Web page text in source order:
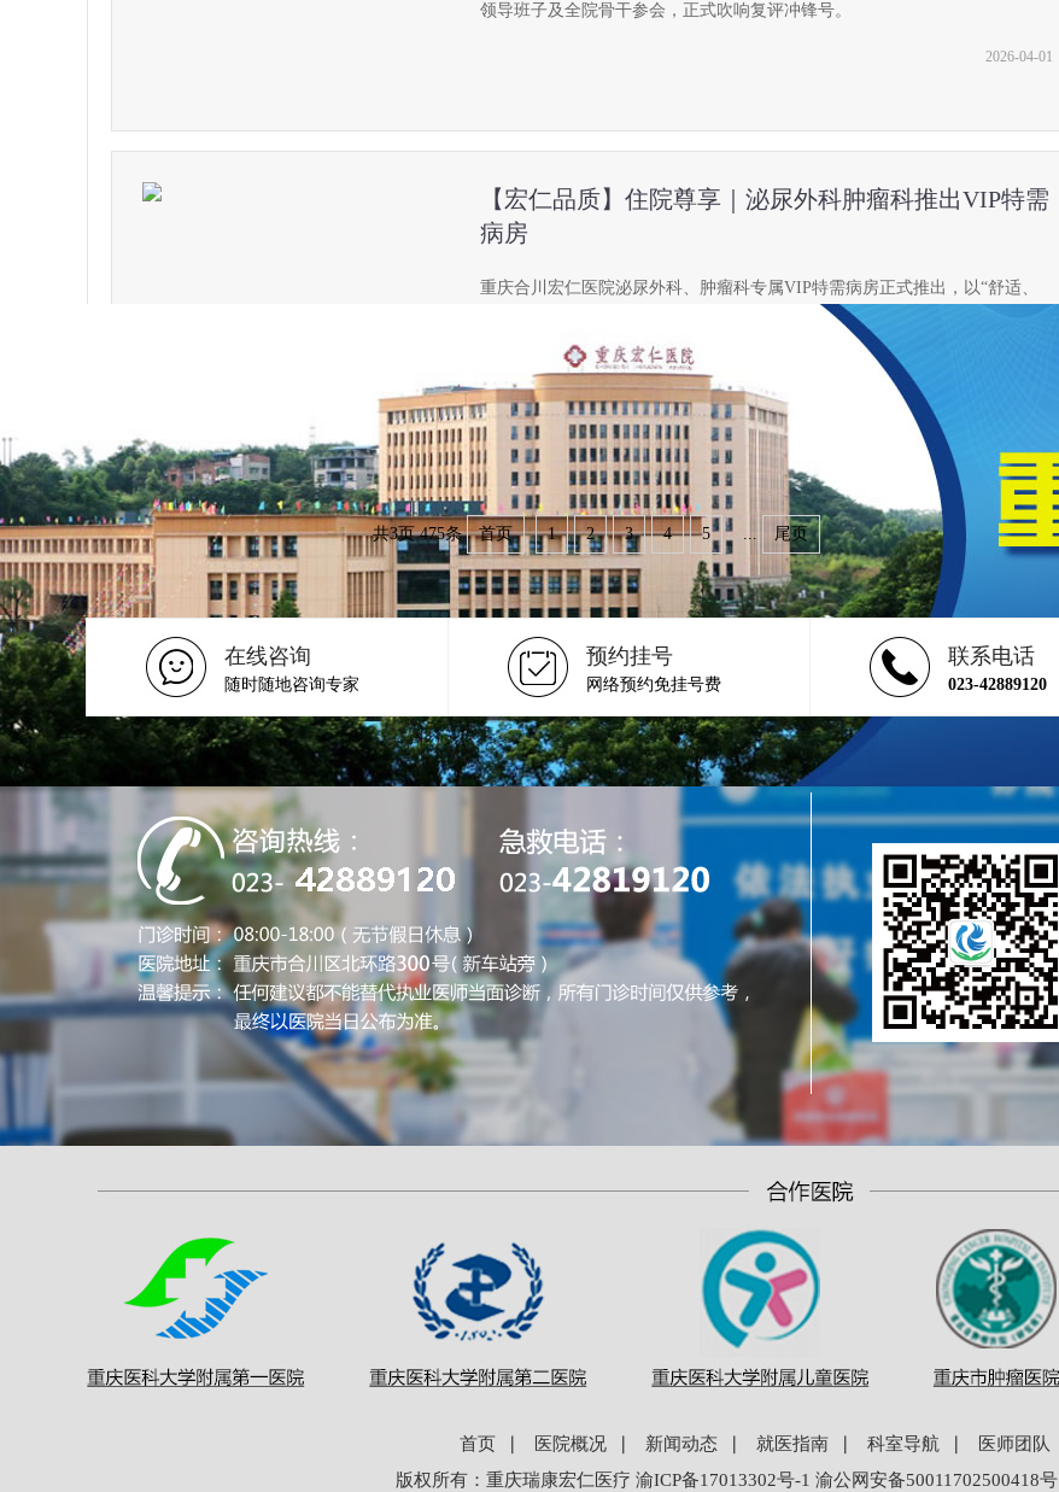
领导班子及全院骨干参会，正式吹响复评冲锋号。
2026-04-01
【宏仁品质】住院尊享｜泌尿外科肿瘤科推出VIP特需
病房
重庆合川宏仁医院泌尿外科、肿瘤科专属VIP特需病房正式推出，以“舒适、
私密、便捷”为核心，打造远超普通病房的居住体验，让两大科室住院患者的
休养更具质感，全方位满足您的个性化就医休养需
共3页 475条 首页 1 2 3 4 5 ... 尾页
在线咨询
随时随地咨询专家
预约挂号
网络预约免挂号费
联系电话
023-42889120
首页 医院概况 新闻动态 就医指南 科室导航 医师团队
版权所有： 重庆瑞康宏仁医疗 渝ICP备17013302号-1 渝公网安备50011702500418号